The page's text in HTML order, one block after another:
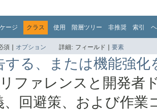
ージ クラス 使用 階層ツリー 非推奨 索引
須 | オプション 詳細: フィールド | 要素
する、または機能強化
ファレンスと開発者
、回避策、および作